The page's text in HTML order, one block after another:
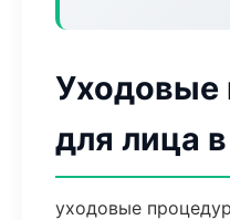
Уходовые
для лица
уходовые